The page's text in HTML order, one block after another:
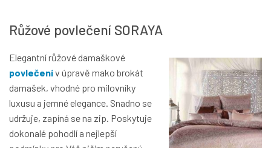
Růžové povlečení SORAYA
Elegantní růžové damaškové
povlečenív úpravě mako brokát
damašek, vhodné pro milovníky
luxusu a jemné elegance. Snadno se
udržuje, zapíná se na zip. Poskytuje
dokonalé pohodlí a nejlepší